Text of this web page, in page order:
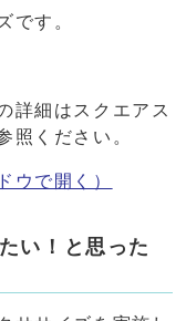
です。
詳細はスクエアス
照ください。
ウで開く）
い！と思った